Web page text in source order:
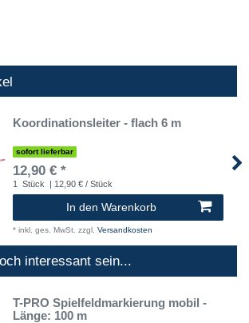
Koordinationsleiter - flach 6 m
sofort lieferbar
12,90 € *
1 Stück | 12,90 € / Stück
In den Warenkorb
* inkl. ges. MwSt. zzgl. Versandkosten
interessant sein...
T-PRO Spielfeldmarkierung mobil -
Länge: 100 m